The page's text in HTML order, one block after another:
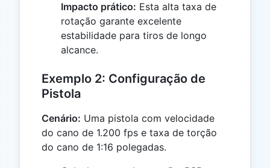
Impacto prático: Esta alta taxa de
rotação garante excelente
estabilidade para tiros de longo
alcance.
Exemplo 2: Configuração de
Pistola
Cenário: Uma pistola com velocidade
do cano de 1.200 fps e taxa de torção
do cano de 1:16 polegadas.